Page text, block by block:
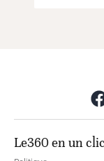
Le360 en un clic